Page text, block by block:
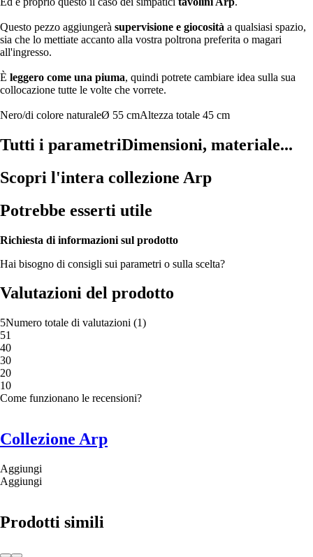
Questo pezzo aggiungerà supervisione e giocosità a qualsiasi spazio,
sia che lo mettiate accanto alla vostra poltrona preferita o magari
all'ingresso.
È leggero come una piuma, quindi potrete cambiare idea sulla sua
collocazione tutte le volte che vorrete.
Nero/di colore naturaleØ 55 cmAltezza totale 45 cm
Tutti i parametriDimensioni, materiale...
Scopri l'intera collezione Arp
Potrebbe esserti utile
Richiesta di informazioni sul prodotto
Hai bisogno di consigli sui parametri o sulla scelta?
Valutazioni del prodotto
5Numero totale di valutazioni (1)
51
40
30
20
10
Come funzionano le recensioni?
Collezione Arp
Aggiungi
Aggiungi
Prodotti simili